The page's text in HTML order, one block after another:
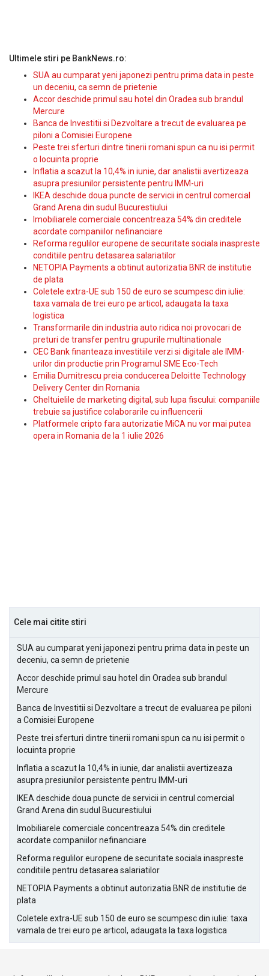
Ultimele stiri pe BankNews.ro:
SUA au cumparat yeni japonezi pentru prima data in peste
un deceniu, ca semn de prietenie
Accor deschide primul sau hotel din Oradea sub brandul
Mercure
Banca de Investitii si Dezvoltare a trecut de evaluarea pe
piloni a Comisiei Europene
Peste trei sferturi dintre tinerii romani spun ca nu isi permit
o locuinta proprie
Inflatia a scazut la 10,4% in iunie, dar analistii avertizeaza
asupra presiunilor persistente pentru IMM-uri
IKEA deschide doua puncte de servicii in centrul comercial
Grand Arena din sudul Bucurestiului
Imobiliarele comerciale concentreaza 54% din creditele
acordate companiilor nefinanciare
Reforma regulilor europene de securitate sociala inaspreste
conditiile pentru detasarea salariatilor
NETOPIA Payments a obtinut autorizatia BNR de institutie
de plata
Coletele extra-UE sub 150 de euro se scumpesc din iulie:
taxa vamala de trei euro pe articol, adaugata la taxa
logistica
Transformarile din industria auto ridica noi provocari de
preturi de transfer pentru grupurile multinationale
CEC Bank finanteaza investitiile verzi si digitale ale IMM-
urilor din productie prin Programul SME Eco-Tech
Emilia Dumitrescu preia conducerea Deloitte Technology
Delivery Center din Romania
Cheltuielile de marketing digital, sub lupa fiscului: companiile
trebuie sa justifice colaborarile cu influencerii
Platformele cripto fara autorizatie MiCA nu vor mai putea
opera in Romania de la 1 iulie 2026
Cele mai citite stiri
SUA au cumparat yeni japonezi pentru prima data in peste un
deceniu, ca semn de prietenie
Accor deschide primul sau hotel din Oradea sub brandul
Mercure
Banca de Investitii si Dezvoltare a trecut de evaluarea pe piloni
a Comisiei Europene
Peste trei sferturi dintre tinerii romani spun ca nu isi permit o
locuinta proprie
Inflatia a scazut la 10,4% in iunie, dar analistii avertizeaza
asupra presiunilor persistente pentru IMM-uri
IKEA deschide doua puncte de servicii in centrul comercial
Grand Arena din sudul Bucurestiului
Imobiliarele comerciale concentreaza 54% din creditele
acordate companiilor nefinanciare
Reforma regulilor europene de securitate sociala inaspreste
conditiile pentru detasarea salariatilor
NETOPIA Payments a obtinut autorizatia BNR de institutie de
plata
Coletele extra-UE sub 150 de euro se scumpesc din iulie: taxa
vamala de trei euro pe articol, adaugata la taxa logistica